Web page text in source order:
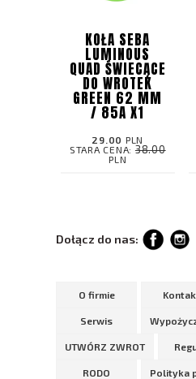
KOŁA SEBA
LUMINOUS
QUAD ŚWIECĄCE
DO WROTEK
GREEN 62 MM
/ 85A X1
29.00 PLN
STARA CENA:38.00
PLN
Dołącz do nas:
O firmie
Serwis
UTWÓRZ ZWROT
RODO Polityka